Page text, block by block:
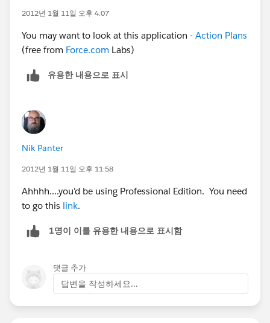
2012년 1월 11일 오후 4:07
You may want to look at this application - Action Plans
(free from Force.com Labs)
유용한 내용으로 표시
Nik Panter
2012년 1월 11일 오후 11:58
Ahhhh....you'd be using Professional Edition. You need
to go this link.
1명이 이를 유용한 내용으로 표시함
댓글 추가
답변을 작성하세요...